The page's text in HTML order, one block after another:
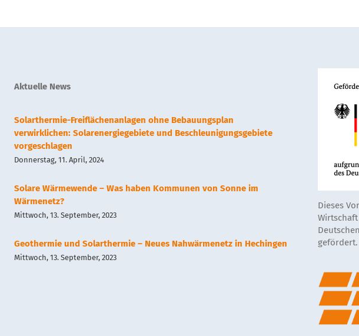
Aktuelle News
Solarthermie-Freiflächenanlagen ohne Bebauungsplan
verwirklichen: Solarenergiegebiete und Beschleunigungsgebiete
vorgeschlagen
Donnerstag, 11. April, 2024
Solare Wärmewende – Was haben Kommunen von Sonne im
Wärmenetz?
Mittwoch, 13. September, 2023
Geothermie und Solarthermie – Neues Nahwärmenetz in Hechingen
Mittwoch, 13. September, 2023
Dieses
gefördert.